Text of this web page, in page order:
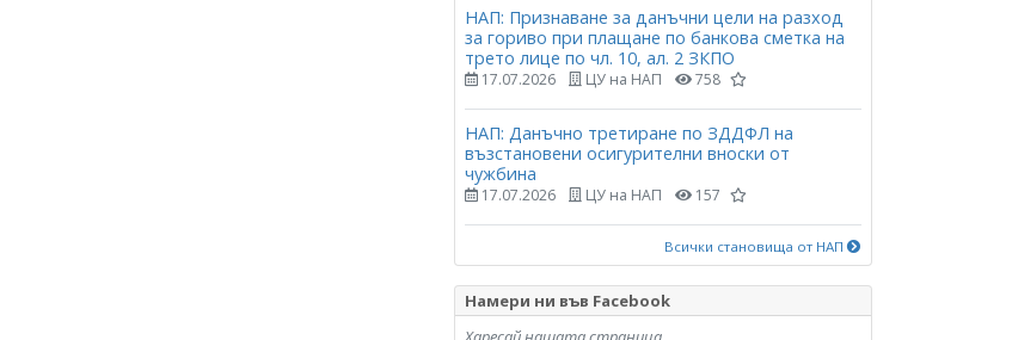
НАП: Признаване за данъчни цели на разход
за гориво при плащане по банкова сметка на
трето лице по чл. 10, ал. 2 ЗКПО
17.07.2026 ЦУ на НАП 758
НАП: Данъчно третиране по ЗДДФЛ на
възстановени осигурителни вноски от
чужбина
17.07.2026 ЦУ на НАП 157
Всички становища от НАП
Намери ни във Facebook